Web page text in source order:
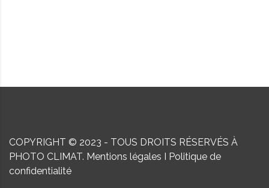
COPYRIGHT © 2023 - TOUS DROITS RÉSERVÉS À
PHOTO CLIMAT. Mentions légales I Politique de
confidentialité